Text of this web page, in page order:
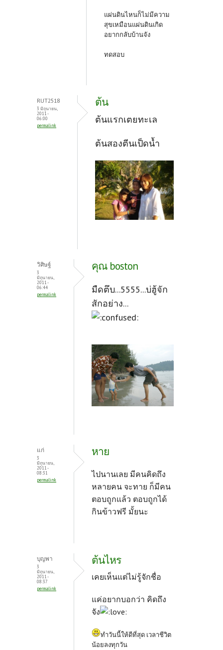
แผ่นดินไหนก็ไม่มีความ
สุขเหมือนแผ่นดินเกิด
อยากกลับบ้านจัง
ทดสอบ
RUT2518
3 มิถุนายน,
2011 -
06:00
permalink
ต้น
ต้นแรกเตยทะเล
ต้นสองตีนเป็ดน้ำ
วิศิษฐ์
3
มิถุนายน,
2011 -
06:44
permalink
คุณ boston
มืดตึบ...5555...บ่ฮู้จัก
สักอย่าง...
แก่
3
มิถุนายน,
2011 -
08:31
permalink
หาย
ไปนานเลย มีคนคิดถึง
หลายคน จะทาย ก็มีคน
ตอบถูกแล้ว ตอบถูกได้
กินข้าวฟรี มั้ยนะ
บุญพา
3
มิถุนายน,
2011 -
08:37
permalink
ต้นไหร
เคยเห็นแต่ไม่รู้จักชื่อ
แค่อยากบอกว่า คิดถึง
จัง
ทำวันนี้ให้ดีที่สุด เวลาชีวิต
น้อยลงทุกวัน